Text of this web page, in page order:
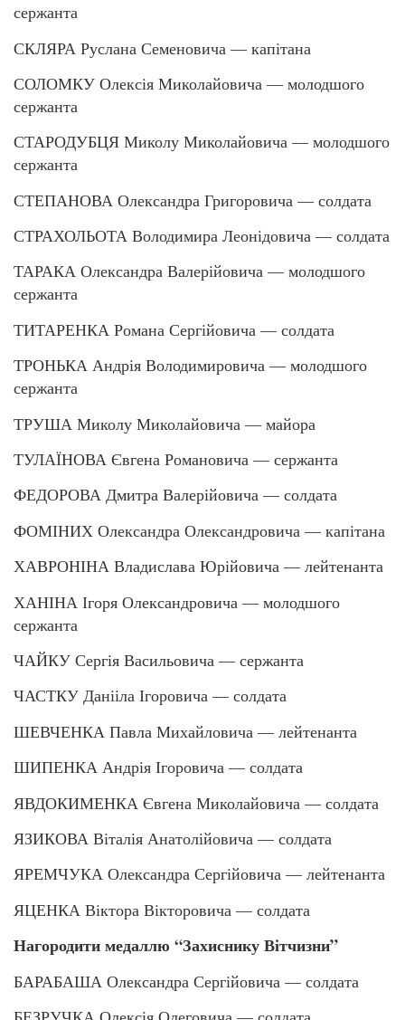
сержанта
СКЛЯРА Руслана Семеновича — капітана
СОЛОМКУ Олексія Миколайовича — молодшого
сержанта
СТАРОДУБЦЯ Миколу Миколайовича — молодшого
сержанта
СТЕПАНОВА Олександра Григоровича — солдата
СТРАХОЛЬОТА Володимира Леонідовича — солдата
ТАРАКА Олександра Валерійовича — молодшого
сержанта
ТИТАРЕНКА Романа Сергійовича — солдата
ТРОНЬКА Андрія Володимировича — молодшого
сержанта
ТРУША Миколу Миколайовича — майора
ТУЛАЇНОВА Євгена Романовича — сержанта
ФЕДОРОВА Дмитра Валерійовича — солдата
ФОМІНИХ Олександра Олександровича — капітана
ХАВРОНІНА Владислава Юрійовича — лейтенанта
ХАНІНА Ігоря Олександровича — молодшого
сержанта
ЧАЙКУ Сергія Васильовича — сержанта
ЧАСТКУ Данііла Ігоровича — солдата
ШЕВЧЕНКА Павла Михайловича — лейтенанта
ШИПЕНКА Андрія Ігоровича — солдата
ЯВДОКИМЕНКА Євгена Миколайовича — солдата
ЯЗИКОВА Віталія Анатолійовича — солдата
ЯРЕМЧУКА Олександра Сергійовича — лейтенанта
ЯЦЕНКА Віктора Вікторовича — солдата
Нагородити медаллю “Захиснику Вітчизни”
БАРАБАША Олександра Сергійовича — солдата